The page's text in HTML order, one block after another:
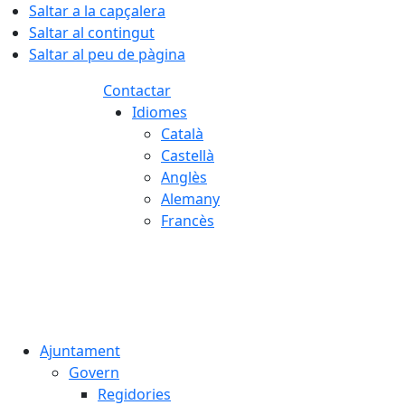
Saltar a la capçalera
Saltar al contingut
Saltar al peu de pàgina
Contactar
Idiomes
Català
Castellà
Anglès
Alemany
Francès
Ajuntament
Govern
Regidories